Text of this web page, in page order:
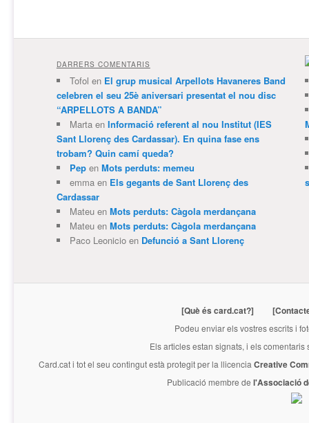
DARRERS COMENTARIS
Tofol en El grup musical Arpellots Havaneres Band
celebren el seu 25è aniversari presentat el nou disc
“ARPELLOTS A BANDA”
Martaen Informació referent al nou Institut (IES
Sant Llorenç des Cardassar). En quina fase ens
trobam? Quin camí queda?
Pepen Mots perduts: memeu
emmaen Els gegants de Sant Llorenç des
Cardassar
Mateuen Mots perduts: Càgola merdançana
Mateuen Mots perduts: Càgola merdançana
Paco Leonicioen Defunció a Sant Llorenç
[Què és card.cat?]
Podeu enviar els vostres escrits i
Els articles estan signats, i els
Card.cati tot el seu contingut està protegit per la llicencia Creative
Publicació membre de l'Associació